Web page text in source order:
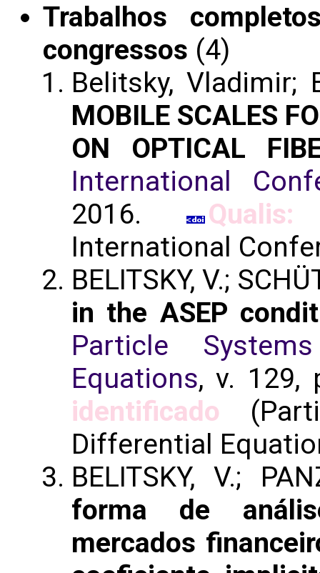
Trabalhos
congressos (4)
Belitsky, Vladimir;
MOBILE SCALES
ON OPTICAL
International
2016.
International
BELITSKY, V.;
in the ASEP
Particle
Equations, v. 129,
identificado
Differential
BELITSKY, V.;
forma de
mercados